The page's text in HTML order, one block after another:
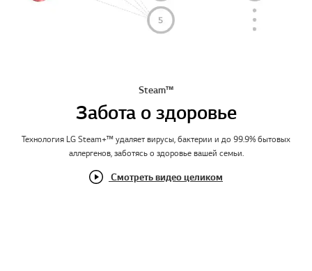
Steam™
Забота о здоровье
Технология LG Steam+™ удаляет вирусы, бактерии и до 99.9% бытовых
аллергенов, заботясь о здоровье вашей семьи.
Смотреть видео целиком